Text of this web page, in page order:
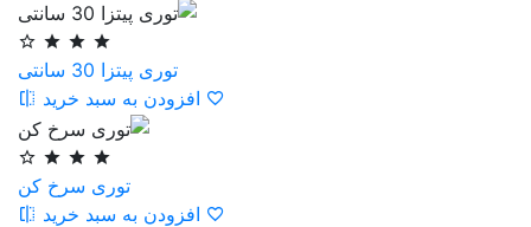
توری پیتزا 30 سانتی
افزودن به سبد خرید
توری سرخ کن
افزودن به سبد خرید